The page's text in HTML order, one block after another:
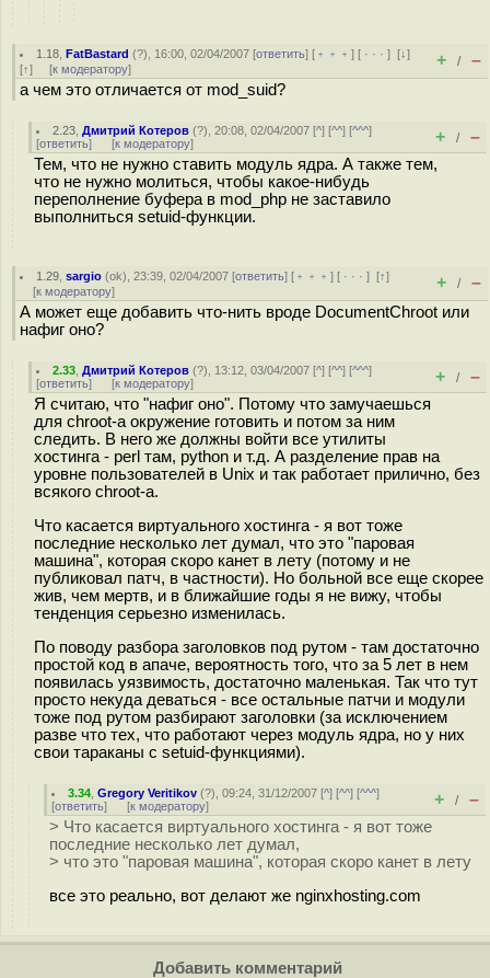
1.18 ,FatBastard (?), 16:00, 02/04/2007 [ответить] [ ﹢﹢﹢] [ · · ·][↓]
[↑] [к модератору] + / –
а чем это отличается от mod_suid?
2.23 ,Дмитрий Котеров (?), 20:08, 02/04/2007 [^] [^^] [^^^]
[ответить] [к модератору] + / –
Тем, что не нужно ставить модуль ядра. А также тем,
что не нужно молиться, чтобы какое-нибудь
переполнение буфера в mod_php не заставило
выполниться setuid-функции.
1.29 ,sargio (ok), 23:39, 02/04/2007 [ответить] [ ﹢﹢﹢] [ · · ·][↑]
[к модератору] + / –
А может еще добавить что-нить вроде DocumentChroot или
нафиг оно?
2.33 ,Дмитрий Котеров (?), 13:12, 03/04/2007 [^] [^^] [^^^]
[ответить] [к модератору] + / –
Я считаю, что "нафиг оно". Потому что замучаешься
для chroot-а окружение готовить и потом за ним
следить. В него же должны войти все утилиты
хостинга - perl там, python и т.д. А разделение прав на
уровне пользователей в Unix и так работает прилично, без
всякого chroot-а.
Что касается виртуального хостинга - я вот тоже
последние несколько лет думал, что это "паровая
машина", которая скоро канет в лету (потому и не
публиковал патч, в частности). Но больной все еще скорее
жив, чем мертв, и в ближайшие годы я не вижу, чтобы
тенденция серьезно изменилась.
По поводу разбора заголовков под рутом - там достаточно
простой код в апаче, вероятность того, что за 5 лет в нем
появилась уязвимость, достаточно маленькая. Так что тут
просто некуда деваться - все остальные патчи и модули
тоже под рутом разбирают заголовки (за исключением
разве что тех, что работают через модуль ядра, но у них
свои тараканы с setuid-функциями).
3.34 ,Gregory Veritikov (?), 09:24, 31/12/2007 [^] [^^] [^^^]
[ответить] [к модератору] + / –
> Что касается виртуального хостинга - я вот тоже
последние несколько лет думал,
> что это "паровая машина", которая скоро канет в лету
все это реально, вот делают же nginxhosting.com
Добавить комментарий